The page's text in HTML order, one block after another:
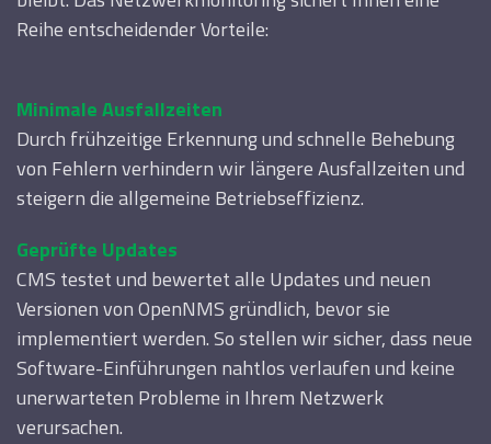
Reihe entscheidender Vorteile:
Minimale Ausfallzeiten
Durch frühzeitige Erkennung und schnelle Behebung
von Fehlern verhindern wir längere Ausfallzeiten und
steigern die allgemeine Betriebseffizienz.
Geprüfte Updates
CMS testet und bewertet alle Updates und neuen
Versionen von OpenNMS gründlich, bevor sie
implementiert werden. So stellen wir sicher, dass neue
Software-Einführungen nahtlos verlaufen und keine
unerwarteten Probleme in Ihrem Netzwerk
verursachen.